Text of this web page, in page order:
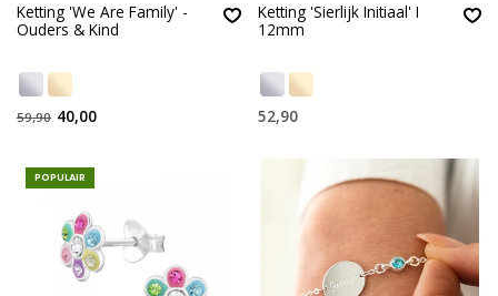
Ketting 'We Are Family' -
Ouders & Kind
59,90 40,00
Ketting 'Sierlijk Initiaal' I
12mm
52,90
POPULAIR